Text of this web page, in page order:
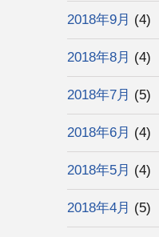
2018年9月 (4)
2018年8月 (4)
2018年7月 (5)
2018年6月 (4)
2018年5月 (4)
2018年4月 (5)